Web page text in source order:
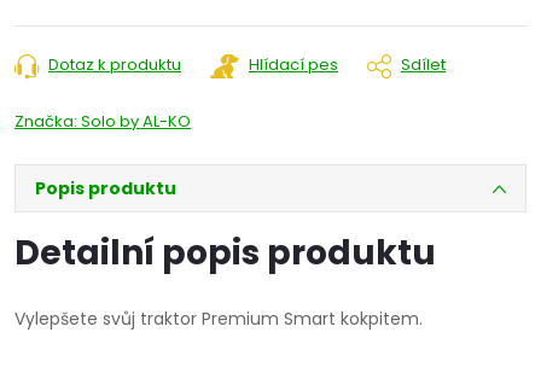
Dotaz k produktu Hlídací pes Sdílet
Značka: Solo by AL-KO
Popis produktu
Detailní popis produktu
Vylepšete svůj traktor Premium Smart kokpitem.